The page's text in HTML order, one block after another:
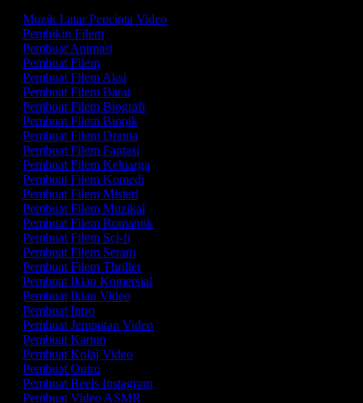
Muzik Latar Pencipta Video
Pembikin Filem
Pembuat Animasi
Pembuat Filem
Pembuat Filem Aksi
Pembuat Filem Barat
Pembuat Filem Biografi
Pembuat Filem Biopik
Pembuat Filem Drama
Pembuat Filem Fantasi
Pembuat Filem Keluarga
Pembuat Filem Komedi
Pembuat Filem Misteri
Pembuat Filem Muzikal
Pembuat Filem Romantik
Pembuat Filem Sci-fi
Pembuat Filem Seram
Pembuat Filem Thriller
Pembuat Iklan Komersial
Pembuat Iklan Video
Pembuat Intro
Pembuat Jemputan Video
Pembuat Kartun
Pembuat Kolaj Video
Pembuat Outro
Pembuat Reels Instagram
Pembuat Video ASMR